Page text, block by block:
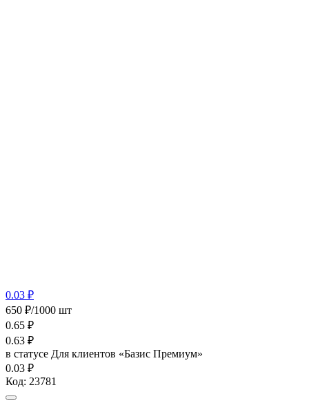
0.03 ₽
650 ₽/1000 шт
0.65 ₽
0.63 ₽
в статусе Для клиентов «Базис Премиум»
0.03 ₽
Код: 23781